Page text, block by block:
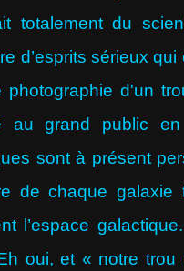
totalement du
d’esprits sérieux
photographie d'un
au grand public
sont à présent
de chaque galaxie
l’espace
oui, et « notre trou